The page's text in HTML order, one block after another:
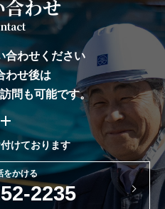
わせ
合わせください
わせ後は
問も可能です。
けております
をかける
2235